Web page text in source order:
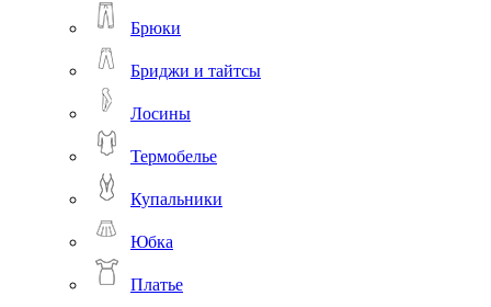
Брюки
Бриджи и тайтсы
Лосины
Термобелье
Купальники
Юбка
Платье